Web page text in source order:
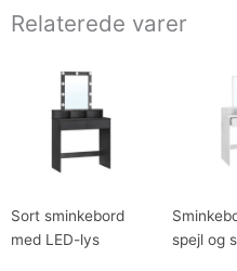
Relaterede varer
Sort sminkebord
med LED-lys
spejl og